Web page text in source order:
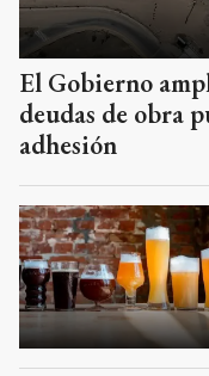
El Gobierno
deudas de obra
adhesión